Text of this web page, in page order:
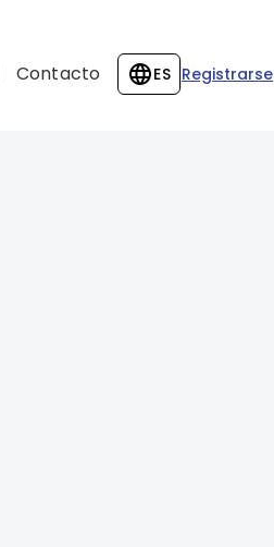
Contacto ES Registrarse